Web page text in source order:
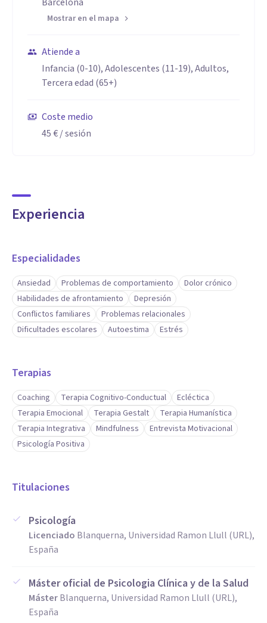
Mostrar en el mapa
Atiende a
Infancia (0-10), Adolescentes (11-19), Adultos,
Tercera edad (65+)
Coste medio
45 €/ sesión
Experiencia
Especialidades
Ansiedad Problemas de comportamiento
Dolor crónico
Habilidades de afrontamiento
Depresión
Conflictos familiares
Problemas relacionales
Dificultades escolares
Autoestima Estrés
Terapias
Coaching Terapia Cognitivo-Conductual
Ecléctica
Terapia Emocional
Terapia Gestalt
Terapia Humanística
Terapia Integrativa
Mindfulness
Entrevista Motivacional
Psicología Positiva
Titulaciones
Psicología
Licenciado Blanquerna, Universidad Ramon Llull (URL),
España
Máster oficial de Psicologia Clínica y de la Salud
MásterBlanquerna, Universidad Ramon Llull (URL),
España